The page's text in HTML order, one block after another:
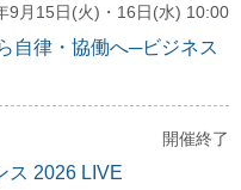
9月15日(火)・16日(水) 10:00
自律・協働へ─ビジネス
開催終了
ス 2026 LIVE